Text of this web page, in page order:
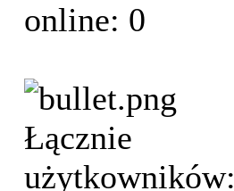
online: 0
Łącznie
użytkowników: